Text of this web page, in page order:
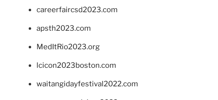
careerfaircsd2023.com
apsth2023.com
MedItRio2023.org
lcicon2023boston.com
waitangidayfestival2022.com